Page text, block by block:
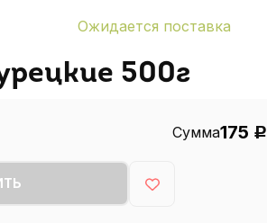
Ожидается поставка
500г
Сумма175 Р